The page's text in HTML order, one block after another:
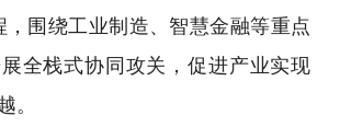
，围绕工业制造、智慧金融等重点
全栈式协同攻关，促进产业实现
。